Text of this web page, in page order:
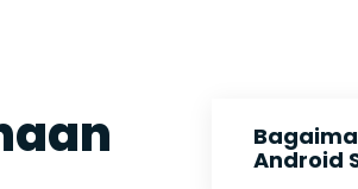
Android